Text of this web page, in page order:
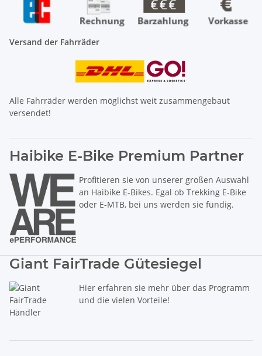
Versand der Fahrräder
Alle Fahrräder werden möglichst weit zusammengebaut
versendet!
Haibike E-Bike Premium Partner
Profitieren sie von unserer großen Auswahl
an Haibike E-Bikes. Egal ob Trekking E-Bike
oder E-MTB, bei uns werden sie fündig.
Giant FairTrade Gütesiegel
Hier erfahren sie mehr über das Programm
und die vielen Vorteile!